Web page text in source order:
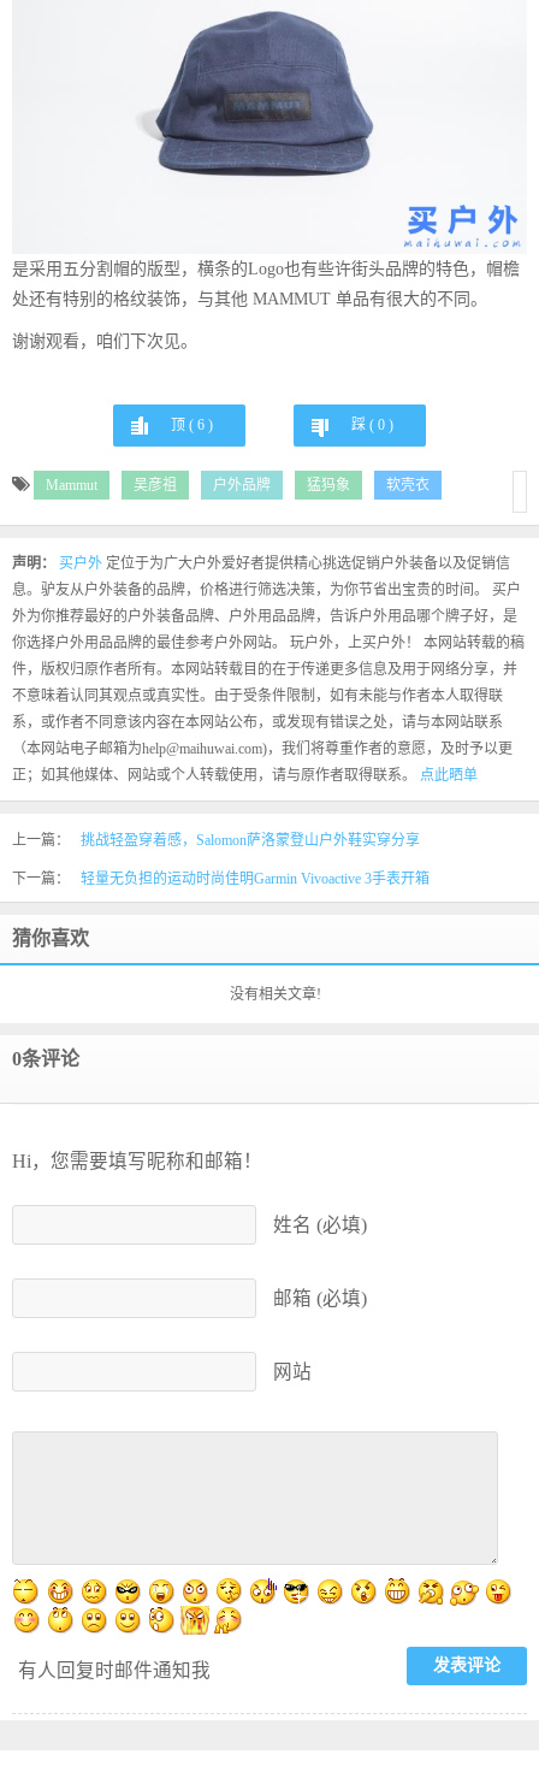
是采用五分割帽的版型，横条的Logo也有些许街头品牌的特色，帽檐
处还有特别的格纹装饰，与其他 MAMMUT 单品有很大的不同。
谢谢观看，咱们下次见。
顶 ( 6) 踩 ( 0)
Mammut 吴彦祖 户外品牌 猛犸象 软壳衣
声明： 买户外 定位于为广大户外爱好者提供精心挑选促销户外装备以及促销信
息。驴友从户外装备的品牌，价格进行筛选决策，为你节省出宝贵的时间。 买户
外为你推荐最好的户外装备品牌、户外用品品牌，告诉户外用品哪个牌子好，是
你选择户外用品品牌的最佳参考户外网站。 玩户外，上买户外！ 本网站转载的稿
件，版权归原作者所有。本网站转载目的在于传递更多信息及用于网络分享，并
不意味着认同其观点或真实性。由于受条件限制，如有未能与作者本人取得联
系，或作者不同意该内容在本网站公布，或发现有错误之处，请与本网站联系
（本网站电子邮箱为help@maihuwai.com)，我们将尊重作者的意愿，及时予以更
正；如其他媒体、网站或个人转载使用，请与原作者取得联系。 点此晒单
上一篇： 挑战轻盈穿着感，Salomon萨洛蒙登山户外鞋实穿分享
下一篇： 轻量无负担的运动时尚佳明Garmin Vivoactive 3手表开箱
猜你喜欢
没有相关文章!
0条评论
Hi，您需要填写昵称和邮箱！
姓名 (必填)
邮箱 (必填)
网站
有人回复时邮件通知我